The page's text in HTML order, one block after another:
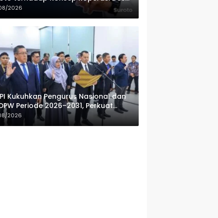
Putih
2026
Kukuhkan Pengurus Nasional dan
Periode 2026–2031, Perkuat
Sektor Publik
2026